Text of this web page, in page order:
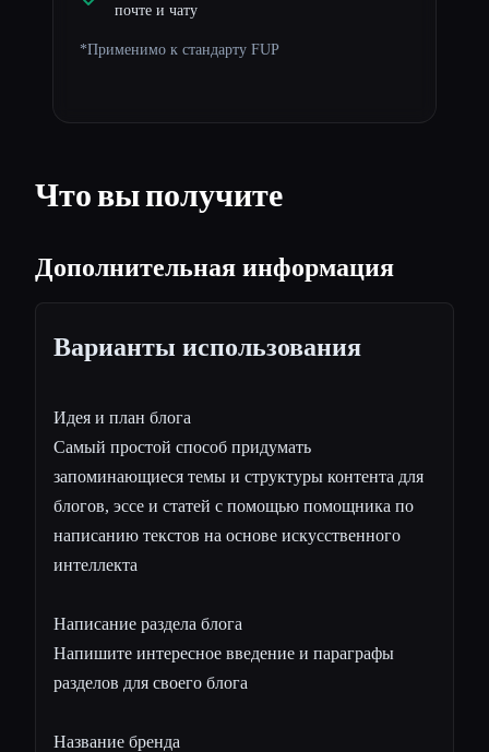
почте и чату
*Применимо к стандарту FUP
Что вы получите
Дополнительная информация
Варианты использования
Идея и план блога
Самый простой способ придумать
запоминающиеся темы и структуры контента для
блогов, эссе и статей с помощью помощника по
написанию текстов на основе искусственного
интеллекта
Написание раздела блога
Напишите интересное введение и параграфы
разделов для своего блога
Название бренда